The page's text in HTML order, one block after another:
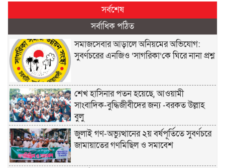
সর্বশেষ
সর্বাধিক পঠিত
সমাজসেবার আড়ালে অনিয়মের অভিযোগ:
সুবর্ণচরের এনজিও ‘সাগরিকা’কে ঘিরে নানা প্রশ্ন
শেখ হাসিনার পতন হয়েছে, আওয়ামী
সাংবাদিক-বুদ্ধিজীবীদের জন্য -বরকত উল্লাহ
বুলু
জুলাই গণ-অভ্যুত্থানের ২য় বর্ষপূর্তিতে সুবর্ণচরে
জামায়াতের গণমিছিল ও সমাবেশ